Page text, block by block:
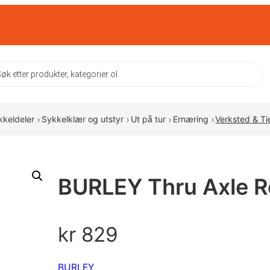
Sykkelklær og utstyr Ut på tur Ernæring Verksted &
BURLEY Thru Axle
kr 829
BURLEY